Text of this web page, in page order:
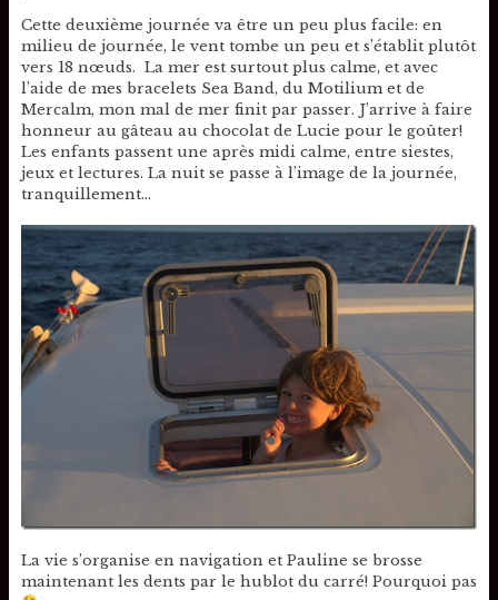
Cette deuxième journée va être un peu plus facile: en
milieu de journée, le vent tombe un peu et s’établit plutôt
vers 18 nœuds. La mer est surtout plus calme, et avec
l’aide de mes bracelets Sea Band, du Motilium et de
Mercalm, mon mal de mer finit par passer. J’arrive à faire
honneur au gâteau au chocolat de Lucie pour le goûter!
Les enfants passent une après midi calme, entre siestes,
jeux et lectures. La nuit se passe à l’image de la journée,
tranquillement…
La vie s’organise en navigation et Pauline se brosse
maintenant les dents par le hublot du carré! Pourquoi pas